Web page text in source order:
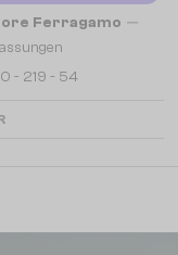
Ferragamo —
- 219 - 54